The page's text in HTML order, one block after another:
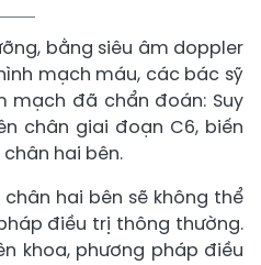
bằng siêu âm doppler
mạch máu, các bác sỹ
mạch đã chẩn đoán: Suy
chân giai đoạn C6, biến
hai bên.
hai bên sẽ không thể
điều trị thông thường.
khoa, phương pháp điều